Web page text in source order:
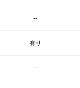
--
有り
--